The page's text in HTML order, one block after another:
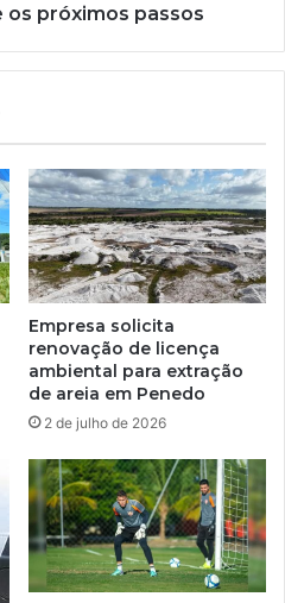
os próximos passos
Empresa solicita
renovação de licença
ambiental para extração
de areia em Penedo
2 de julho de 2026